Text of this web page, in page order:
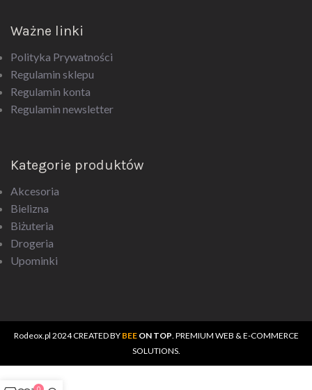
Ważne linki
Polityka Prywatności
Regulamin sklepu
Regulamin konta
Regulamin newsletter
Kategorie produktów
Akcesoria
Bielizna
Biżuteria
Drogeria
Upominki
Rodeox.pl 2024 CREATED BY BEEON TOP . PREMIUM WEB & E-COMMERCE
SOLUTIONS.